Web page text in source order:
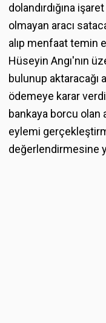
dolandırdığına
olmayan aracı
alıp menfaat temin
Hüseyin Angı'nın
bulunup aktaracağı
ödemeye karar
bankaya borcu olan
eylemi
değerlendirmesine